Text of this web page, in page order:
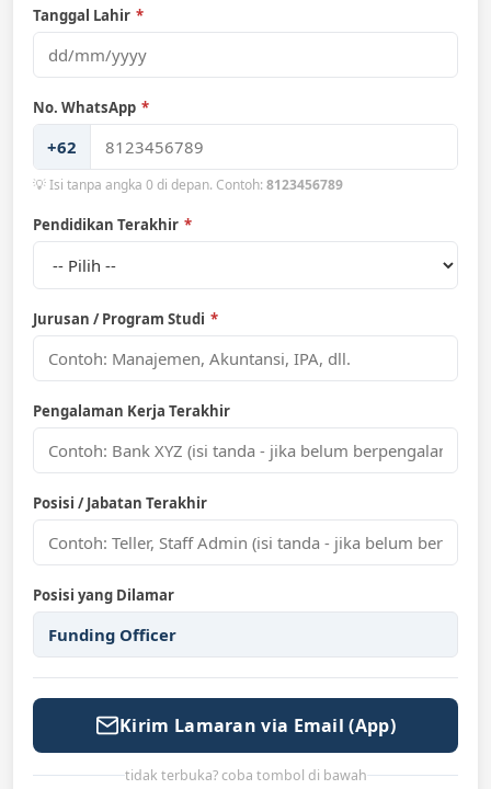
Tanggal Lahir *
No. WhatsApp *
+62
💡 Isi tanpa angka 0 di depan. Contoh: 8123456789
Pendidikan Terakhir *
Jurusan / Program Studi *
Pengalaman Kerja Terakhir
Posisi / Jabatan Terakhir
Posisi yang Dilamar
Funding Officer
Kirim Lamaran via Email (App)
tidak terbuka? coba tombol di bawah